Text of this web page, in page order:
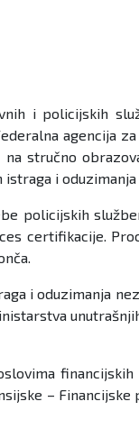
i policijskih
agencija
stručno
i
policijskih
certifikacije.
i oduzimanja
–